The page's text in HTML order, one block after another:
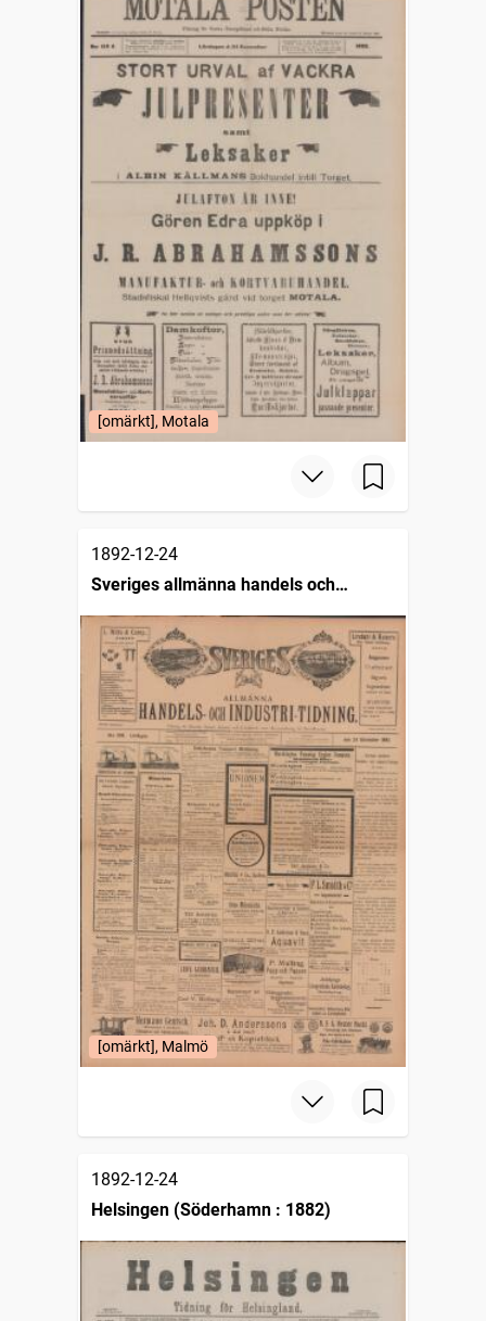
[omärkt], Motala
1892-12-24
Sveriges allmänna handels och
industritidning (Malmö : 1890)
[omärkt], Malmö
1892-12-24
Helsingen (Söderhamn : 1882)